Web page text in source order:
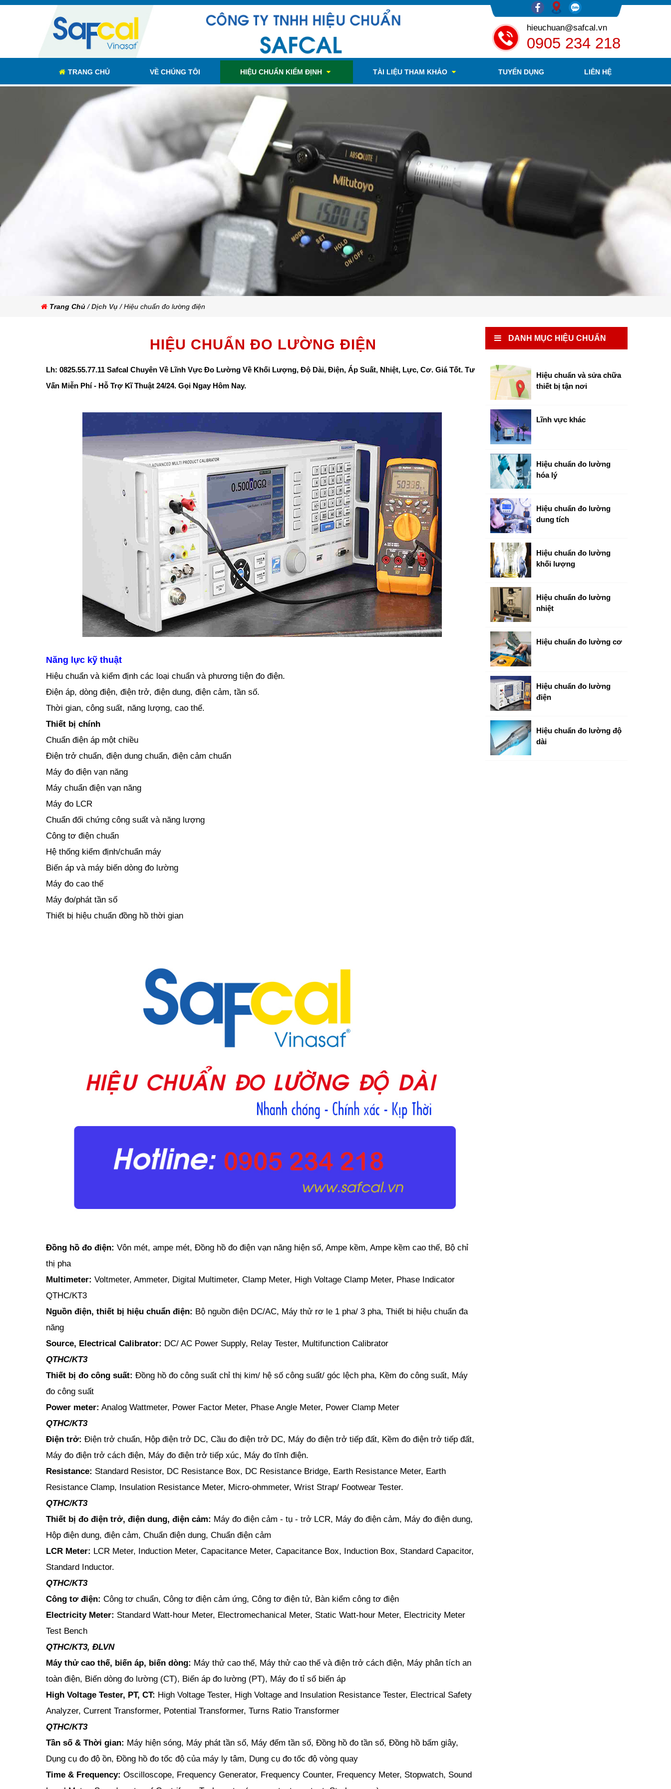
hieuchuan@safcal.vn
0905 234 218
TRANG CHỦ VỀ CHÚNG TÔI HIỆU CHUẨN KIỂM ĐỊNH TÀI LIỆU THAM KHẢO TUYỂN DỤNG LIÊN HỆ
Trang Chủ/ Dịch Vụ/ Hiệu chuẩn đo lường điện
HIỆU CHUẨN ĐO LƯỜNG ĐIỆN
Lh: 0825.55.77.11 Safcal Chuyên Về Lĩnh Vực Đo Lường Về Khối Lượng, Độ Dài, Điện, Áp Suất, Nhiệt, Lực, Cơ. Giá Tốt. Tư
Vấn Miễn Phí - Hỗ Trợ Kĩ Thuật 24/24. Gọi Ngay Hôm Nay.
Năng lực kỹ thuật
Hiệu chuẩn và kiểm định các loại chuẩn và phương tiện đo điện.
Điện áp, dòng điện, điện trở, điện dung, điện cảm, tần số.
Thời gian, công suất, năng lượng, cao thế.
Thiết bị chính
Chuẩn điện áp một chiều
Điện trở chuẩn, điện dung chuẩn, điện cảm chuẩn
Máy đo điện vạn năng
Máy chuẩn điện vạn năng
Máy đo LCR
Chuẩn đối chứng công suất và năng lượng
Công tơ điện chuẩn
Hệ thống kiểm định/chuẩn máy
Biến áp và máy biến dòng đo lường
Máy đo cao thế
Máy đo/phát tần số
Thiết bị hiệu chuẩn đồng hồ thời gian
Đồng hồ đo điện: Vôn mét, ampe mét, Đồng hồ đo điện vạn năng hiện số, Ampe kềm, Ampe kềm cao thế, Bộ chỉ
thị pha
Multimeter: Voltmeter, Ammeter, Digital Multimeter, Clamp Meter, High Voltage Clamp Meter, Phase Indicator
QTHC/KT3
Nguồn điện, thiết bị hiệu chuẩn điện: Bộ nguồn điện DC/AC, Máy thử rơ le 1 pha/ 3 pha, Thiết bị hiệu chuẩn đa
năng
Source, Electrical Calibrator: DC/ AC Power Supply, Relay Tester, Multifunction Calibrator
QTHC/KT3
Thiết bị đo công suất: Đồng hồ đo công suất chỉ thị kim/ hệ số công suất/ góc lệch pha, Kềm đo công suất, Máy
đo công suất
Power meter: Analog Wattmeter, Power Factor Meter, Phase Angle Meter, Power Clamp Meter
QTHC/KT3
Điện trở: Điện trở chuẩn, Hộp điện trở DC, Cầu đo điện trở DC, Máy đo điện trở tiếp đất, Kềm đo điện trở tiếp đất,
Máy đo điện trở cách điện, Máy đo điện trở tiếp xúc, Máy đo tĩnh điện.
Resistance: Standard Resistor, DC Resistance Box, DC Resistance Bridge, Earth Resistance Meter, Earth
Resistance Clamp, Insulation Resistance Meter, Micro-ohmmeter, Wrist Strap/ Footwear Tester.
QTHC/KT3
Thiết bị đo điện trở, điện dung, điện cảm: Máy đo điện cảm - tụ - trở LCR, Máy đo điện cảm, Máy đo điện dung,
Hộp điện dung, điện cảm, Chuẩn điện dung, Chuẩn điện cảm
LCR Meter: LCR Meter, Induction Meter, Capacitance Meter, Capacitance Box, Induction Box, Standard Capacitor,
Standard Inductor.
QTHC/KT3
Công tơ điện: Công tơ chuẩn, Công tơ điện cảm ứng, Công tơ điện tử, Bàn kiểm công tơ điện
Electricity Meter: Standard Watt-hour Meter, Electromechanical Meter, Static Watt-hour Meter, Electricity Meter
Test Bench
QTHC/KT3, ĐLVN
Máy thử cao thế, biến áp, biến dòng: Máy thử cao thế, Máy thử cao thế và điện trở cách điện, Máy phân tích an
toàn điện, Biến dòng đo lường (CT), Biến áp đo lường (PT), Máy đo tỉ số biến áp
High Voltage Tester, PT, CT: High Voltage Tester, High Voltage and Insulation Resistance Tester, Electrical Safety
Analyzer, Current Transformer, Potential Transformer, Turns Ratio Transformer
QTHC/KT3
Tần số & Thời gian: Máy hiện sóng, Máy phát tần số, Máy đếm tần số, Đồng hồ đo tần số, Đồng hồ bấm giây,
Dụng cụ đo độ ồn, Đồng hồ đo tốc độ của máy ly tâm, Dụng cụ đo tốc độ vòng quay
Time & Frequency: Oscilloscope, Frequency Generator, Frequency Counter, Frequency Meter, Stopwatch, Sound
DANH MỤC HIỆU CHUẨN
Hiệu chuẩn và sửa chữa
thiết bị tận nơi
Lĩnh vực khác
Hiệu chuẩn đo lường
hóa lý
Hiệu chuẩn đo lường
dung tích
Hiệu chuẩn đo lường
khối lượng
Hiệu chuẩn đo lường
nhiệt
Hiệu chuẩn đo lường cơ
Hiệu chuẩn đo lường
điện
Hiệu chuẩn đo lường độ
dài